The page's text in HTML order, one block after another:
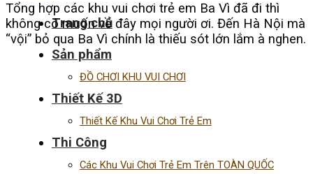
Trang chủ
Sản phẩm
ĐỒ CHƠI KHU VUI CHƠI
Thiết Kế 3D
Thiết Kế Khu Vui Chơi Trẻ Em
Thi Công
Các Khu Vui Chơi Trẻ Em Trên TOÀN QUỐC
Tổng hợp các khu vui chơi trẻ em Ba Vì đã đi thì
không có muốn về đây mọi người ơi. Đến Hà Nội mà
“vội” bỏ qua Ba Vì chính là thiếu sót lớn lắm à nghen.